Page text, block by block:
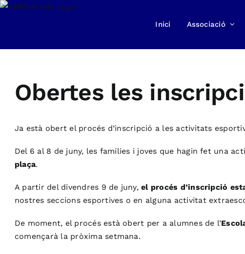
Skip
Inici Associació
Obertes les
Ja està obert el procés d’inscripció a les activitats
Del 6 al 8 de juny, les famílies i joves que hagin fet una
plaça.
A partir del divendres 9 de juny,el procés d’inscripció
nostres seccions esportives o en alguna activitat
De moment, el procés està obert per a alumnes de l’
començarà la pròxima setmana.